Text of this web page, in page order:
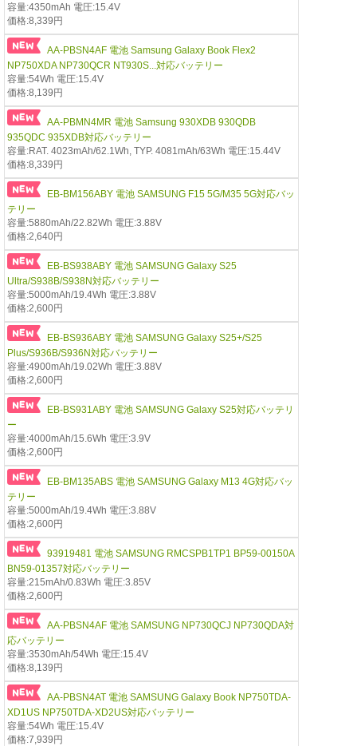
容量:4350mAh 電圧:15.4V
価格:8,339円
AA-PBSN4AF 電池 Samsung Galaxy Book Flex2
NP750XDA NP730QCR NT930S...対応バッテリー
容量:54Wh 電圧:15.4V
価格:8,139円
AA-PBMN4MR 電池 Samsung 930XDB 930QDB
935QDC 935XDB対応バッテリー
容量:RAT. 4023mAh/62.1Wh, TYP. 4081mAh/63Wh 電圧:15.44V
価格:8,339円
EB-BM156ABY 電池 SAMSUNG F15 5G/M35 5G対応バッ
テリー
容量:5880mAh/22.82Wh 電圧:3.88V
価格:2,640円
EB-BS938ABY 電池 SAMSUNG Galaxy S25
Ultra/S938B/S938N対応バッテリー
容量:5000mAh/19.4Wh 電圧:3.88V
価格:2,600円
EB-BS936ABY 電池 SAMSUNG Galaxy S25+/S25
Plus/S936B/S936N対応バッテリー
容量:4900mAh/19.02Wh 電圧:3.88V
価格:2,600円
EB-BS931ABY 電池 SAMSUNG Galaxy S25対応バッテリ
ー
容量:4000mAh/15.6Wh 電圧:3.9V
価格:2,600円
EB-BM135ABS 電池 SAMSUNG Galaxy M13 4G対応バッ
テリー
容量:5000mAh/19.4Wh 電圧:3.88V
価格:2,600円
93919481 電池 SAMSUNG RMCSPB1TP1 BP59-00150A
BN59-01357対応バッテリー
容量:215mAh/0.83Wh 電圧:3.85V
価格:2,600円
AA-PBSN4AF 電池 SAMSUNG NP730QCJ NP730QDA対
応バッテリー
容量:3530mAh/54Wh 電圧:15.4V
価格:8,139円
AA-PBSN4AT 電池 SAMSUNG Galaxy Book NP750TDA-
XD1US NP750TDA-XD2US対応バッテリー
容量:54Wh 電圧:15.4V
価格:7,939円